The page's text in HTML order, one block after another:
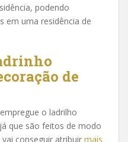
podendo
em uma residência de
de
o ladrilho
que são feitos de modo
conseguir atribuir mais